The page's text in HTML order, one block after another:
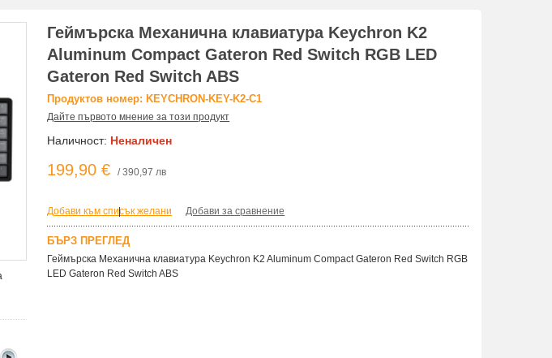
Геймърска Механична клавиатура Keychron K2
Aluminum Compact Gateron Red Switch RGB LED
Gateron Red Switch ABS
Продуктов номер: KEYCHRON-KEY-K2-C1
Дайте първото мнение за този продукт
Наличност: Неналичен
199,90 € / 390,97 лв
Добави към списък желани
| Добави за сравнение
БЪРЗ ПРЕГЛЕД
Геймърска Механична клавиатура Keychron K2 Aluminum Compact Gateron Red Switch RGB
LED Gateron Red Switch ABS